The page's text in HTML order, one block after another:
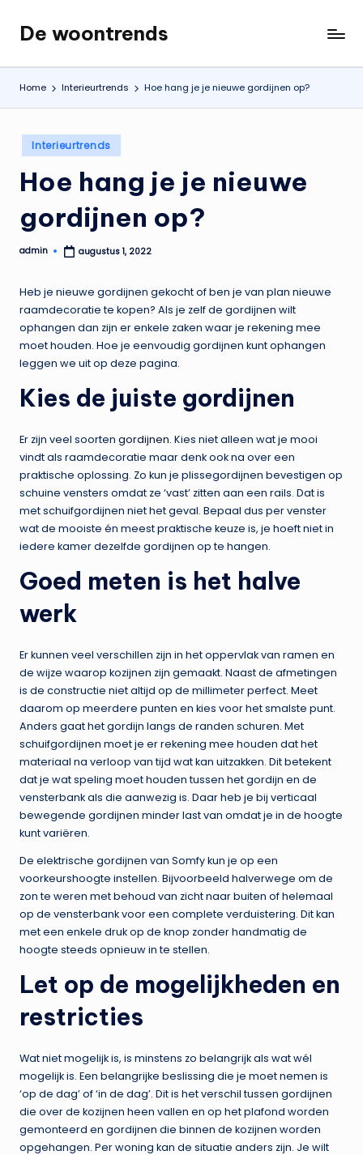
de
inhoud
De woontrends
Interieur
en
lifestyle
Home Interieurtrends Hoe hang je je nieuwe gordijnen op?
Geplaatst
in
Interieurtrends
Hoe hang je je nieuwe
gordijnen op?
Geplaatst
admin augustus 1, 2022
Heb je nieuwe gordijnen gekocht of ben je van plan nieuwe
raamdecoratie te kopen? Als je zelf de gordijnen wilt
ophangen dan zijn er enkele zaken waar je rekening mee
moet houden. Hoe je eenvoudig gordijnen kunt ophangen
leggen we uit op deze pagina.
Kies de juiste gordijnen
Er zijn veel soorten gordijnen. Kies niet alleen wat je mooi
vindt als raamdecoratie maar denk ook na over een
praktische oplossing. Zo kun je plissegordijnen bevestigen op
schuine vensters omdat ze ‘vast’ zitten aan een rails. Dat is
met schuifgordijnen niet het geval. Bepaal dus per venster
wat de mooiste én meest praktische keuze is, je hoeft niet in
iedere kamer dezelfde gordijnen op te hangen.
Goed meten is het halve
werk
Er kunnen veel verschillen zijn in het oppervlak van ramen en
de wijze waarop kozijnen zijn gemaakt. Naast de afmetingen
is de constructie niet altijd op de millimeter perfect. Meet
daarom op meerdere punten en kies voor het smalste punt.
Anders gaat het gordijn langs de randen schuren. Met
schuifgordijnen moet je er rekening mee houden dat het
materiaal na verloop van tijd wat kan uitzakken. Dit betekent
dat je wat speling moet houden tussen het gordijn en de
vensterbank als die aanwezig is. Daar heb je bij verticaal
bewegende gordijnen minder last van omdat je in de hoogte
kunt variëren.
De elektrische gordijnen van Somfy kun je op een
voorkeurshoogte instellen. Bijvoorbeeld halverwege om de
zon te weren met behoud van zicht naar buiten of helemaal
op de vensterbank voor een complete verduistering. Dit kan
met een enkele druk op de knop zonder handmatig de
hoogte steeds opnieuw in te stellen.
Let op de mogelijkheden en
restricties
Wat niet mogelijk is, is minstens zo belangrijk als wat wél
mogelijk is. Een belangrijke beslissing die je moet nemen is
‘op de dag’ of ‘in de dag’. Dit is het verschil tussen gordijnen
die over de kozijnen heen vallen en op het plafond worden
gemonteerd en gordijnen die binnen de kozijnen worden
opgehangen. Per woning kan de situatie anders zijn. Je wilt